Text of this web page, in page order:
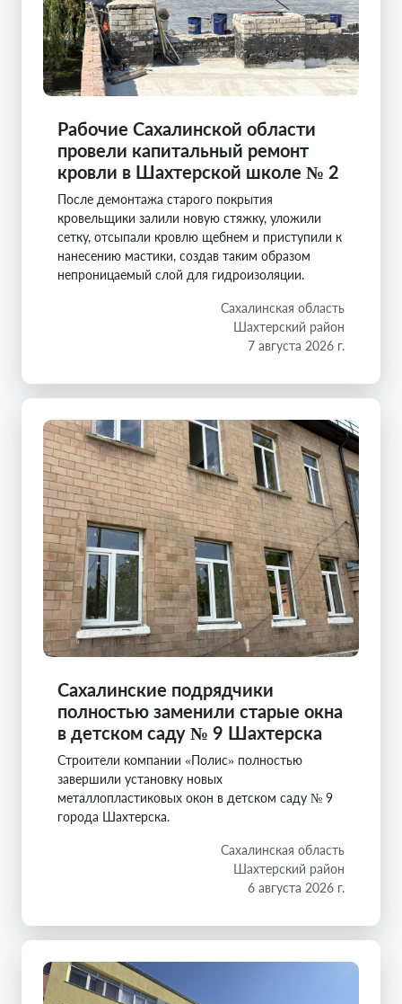
Рабочие Сахалинской области
провели капитальный ремонт
кровли в Шахтерской школе № 2
После демонтажа старого покрытия
кровельщики залили новую стяжку, уложили
сетку, отсыпали кровлю щебнем и приступили к
нанесению мастики, создав таким образом
непроницаемый слой для гидроизоляции.
Сахалинская область
Шахтерский район
7 августа 2026 г.
Сахалинские подрядчики
полностью заменили старые окна
в детском саду № 9 Шахтерска
Строители компании «Полис» полностью
завершили установку новых
металлопластиковых окон в детском саду № 9
города Шахтерска.
Сахалинская область
Шахтерский район
6 августа 2026 г.